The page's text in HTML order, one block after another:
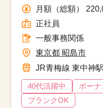
など福利厚生充実
月額（総額）
正社員
一般事務関係
東京都 昭島市
JR青梅線 東中神
40代活躍中 ボー
ブランクOK